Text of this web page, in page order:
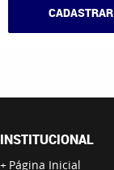
CADASTRAR
INSTITUCIONAL
Página Inicial